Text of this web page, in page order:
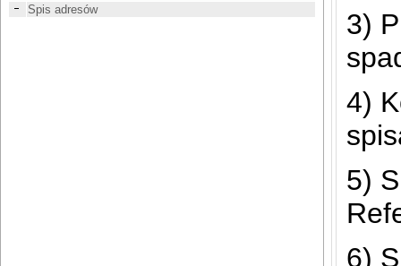
Spis adresów
3)
4)
5)
6)